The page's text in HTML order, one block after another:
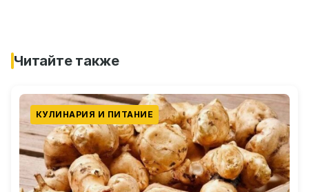
Читайте также
КУЛИНАРИЯ И ПИТАНИЕ